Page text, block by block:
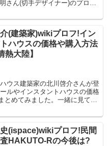
さん(切手デザイナー)のプロフ
(建築家)wikiプロフ!イン
ハウスの価格や購入方法
熱大陸】
ウス建築家の北川啓介さんが登
ルやインスタントハウスの価格
とめてみました。一緒に見てい
(ispace)wikiプロフ!民間
HAKUTO-Rの今後は?